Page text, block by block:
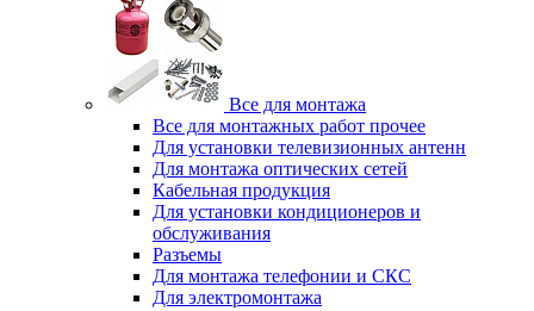
Все для монтажа
Все для монтажных работ прочее
Для установки телевизионных антенн
Для монтажа оптических сетей
Кабельная продукция
Для установки кондиционеров и
обслуживания
Разъемы
Для монтажа телефонии и СКС
Для электромонтажа